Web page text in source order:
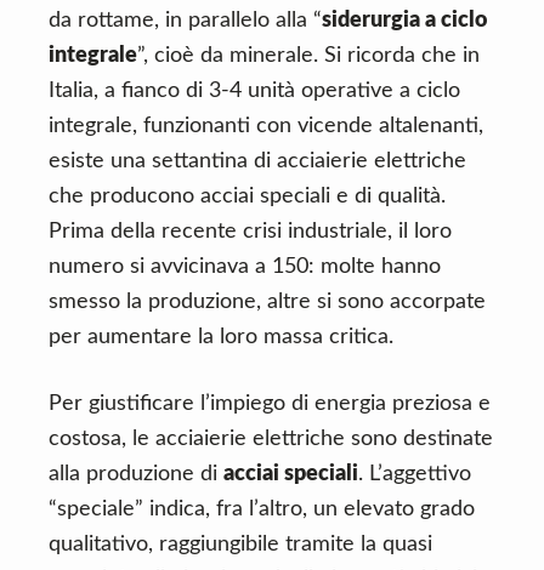
da rottame, in parallelo alla “siderurgia a ciclo
integrale”, cioè da minerale. Si ricorda che in
Italia, a fianco di 3-4 unità operative a ciclo
integrale, funzionanti con vicende altalenanti,
esiste una settantina di acciaierie elettriche
che producono acciai speciali e di qualità.
Prima della recente crisi industriale, il loro
numero si avvicinava a 150: molte hanno
smesso la produzione, altre si sono accorpate
per aumentare la loro massa critica.
Per giustificare l’impiego di energia preziosa e
costosa, le acciaierie elettriche sono destinate
alla produzione di acciai speciali. L’aggettivo
“speciale” indica, fra l’altro, un elevato grado
qualitativo, raggiungibile tramite la quasi